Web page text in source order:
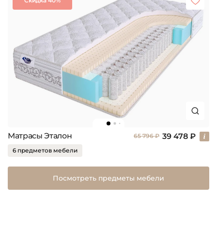
Матрасы Эталон 65 796 ₽ 39 478 ₽
6 предметов мебели
Посмотреть предметы мебели